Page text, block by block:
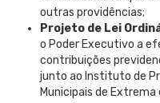
outras providências;
Projeto de Lei
o Poder Executivo a
contribuições
junto ao Instituto de
Municipais de